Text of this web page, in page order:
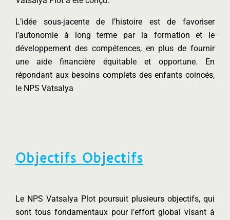
L’idée sous-jacente de l’histoire est de favoriser
l’autonomie à long terme par la formation et le
développement des compétences, en plus de fournir
une aide financière équitable et opportune. En
répondant aux besoins complets des enfants coincés,
le NPS Vatsalya
Objectifs Objectifs
Le NPS Vatsalya Plot poursuit plusieurs objectifs, qui
sont tous fondamentaux pour l’effort global visant à